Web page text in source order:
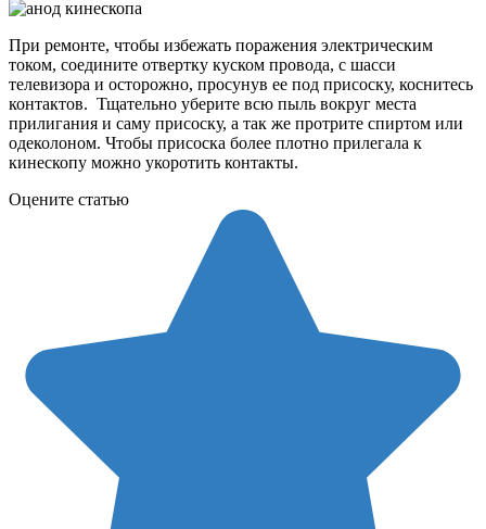
При ремонте, чтобы избежать поражения электрическим
током, соедините отвертку куском провода, с шасси
телевизора и осторожно, просунув ее под присоску, коснитесь
контактов. Тщательно уберите всю пыль вокруг места
прилигания и саму присоску, а так же протрите спиртом или
одеколоном. Чтобы присоска более плотно прилегала к
кинескопу можно укоротить контакты.
Оцените статью